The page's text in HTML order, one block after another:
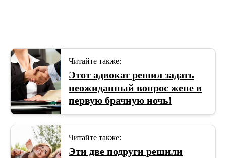
Читайте также:
Этот адвокат решил задать
неожиданный вопрос жене в
первую брачную ночь!
Читайте также:
Эти две подруги решили